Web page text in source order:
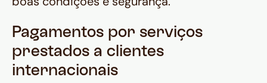
Pagamentos por serviços
prestados a clientes
internacionais